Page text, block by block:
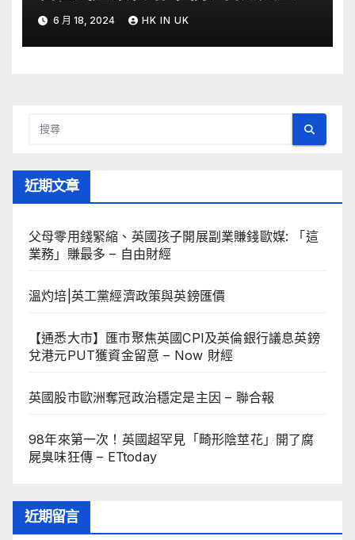
– 文匯報
6 月 18, 2024 HK IN UK
近期文章
父母零用錢緊縮、英國孩子開展副業賺錢歐媒: 「這
業務」賺最多 – 自由財經
溫灼培|英工黨經濟政策與英鎊匯價
【通悉大市】匯市聚焦英國CPI及英倫銀行議息英鎊
兌港元PUT獲資金留意 – Now 財經
英國股市歐洲奪冠政治穩定是主因 – 聯合報
98年來第一次！英國超罕見「畸形陰莖花」開了腐
屍臭味狂傳 – ETtoday
近期留言